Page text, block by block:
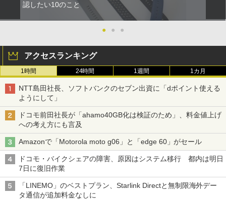
認したい10のこと
● ● ●
アクセスランキング
1時間 24時間 1週間 1カ月
NTT島田社長、ソフトバンクのセブン出資に「dポイント使える
ようにして」
ドコモ前田社長が「ahamo40GB化は検証のため」、料金値上げ
への考え方にも言及
Amazonで「Motorola moto g06」と「edge 60」がセール
ドコモ・バイクシェアの障害、原因はシステム移行 都内は明日
7日に復旧作業
「LINEMO」のベストプラン、Starlink Directと無制限海外デー
タ通信が追加料金なしに